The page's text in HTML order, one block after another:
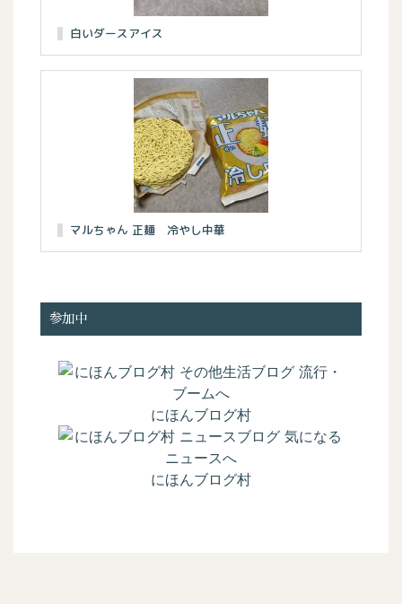
白いダースアイス
マルちゃん 正麺 冷やし中華
参加中
にほんブログ村
にほんブログ村